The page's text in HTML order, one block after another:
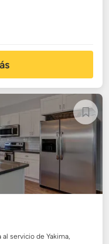
servicio de Yakima,